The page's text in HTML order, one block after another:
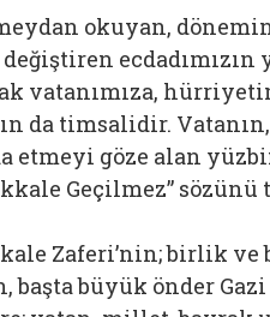
okuyan,
ecdadımızın
vatanımıza,
da timsalidir.
etmeyi göze alan
Geçilmez” sözünü
Zaferi’nin; birlik ve
başta büyük önder